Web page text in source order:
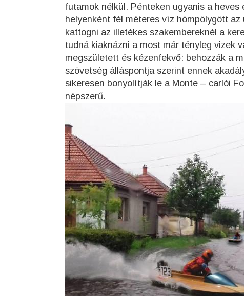
futamok nélkül. Pénteken ugyanis a
helyenként fél méteres víz hömpölygött
kattogni az illetékes szakembereknél a
tudná kiaknázni a most már tényleg vizek
megszületett és kézenfekvő: behozzák a
szövetség álláspontja szerint ennek
sikeresen bonyolítják le a Monte – carlói
népszerű.